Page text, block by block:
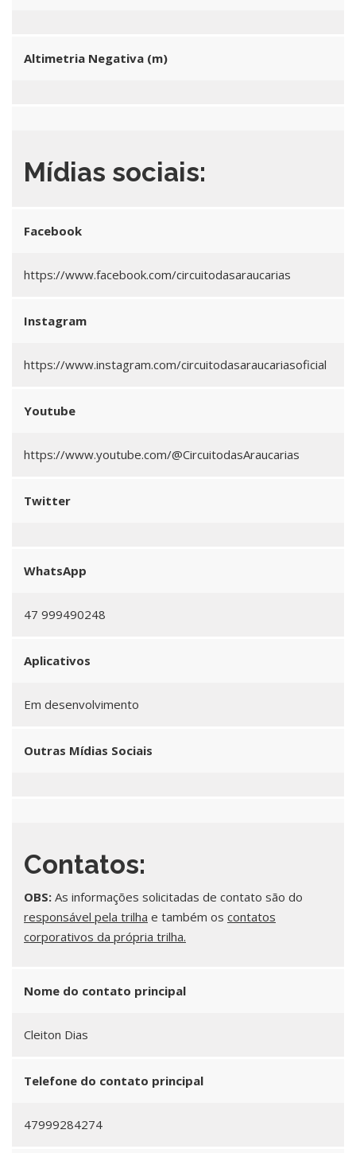
Altimetria Negativa (m)
Mídias sociais:
Facebook
https://www.facebook.com/circuitodasaraucarias
Instagram
https://www.instagram.com/circuitodasaraucariasoficial
Youtube
https://www.youtube.com/@CircuitodasAraucarias
Twitter
WhatsApp
47 999490248
Aplicativos
Em desenvolvimento
Outras Mídias Sociais
Contatos:
OBS: As informações solicitadas de contato são do
responsável pela trilha e também os contatos
corporativos da própria trilha.
Nome do contato principal
Cleiton Dias
Telefone do contato principal
47999284274